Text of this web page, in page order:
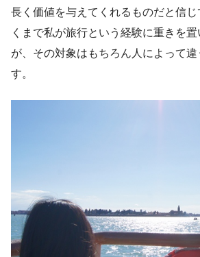
長く価値を与えてくれるものだと信
くまで私が旅行という経験に重きを
が、その対象はもちろん人によって
す。